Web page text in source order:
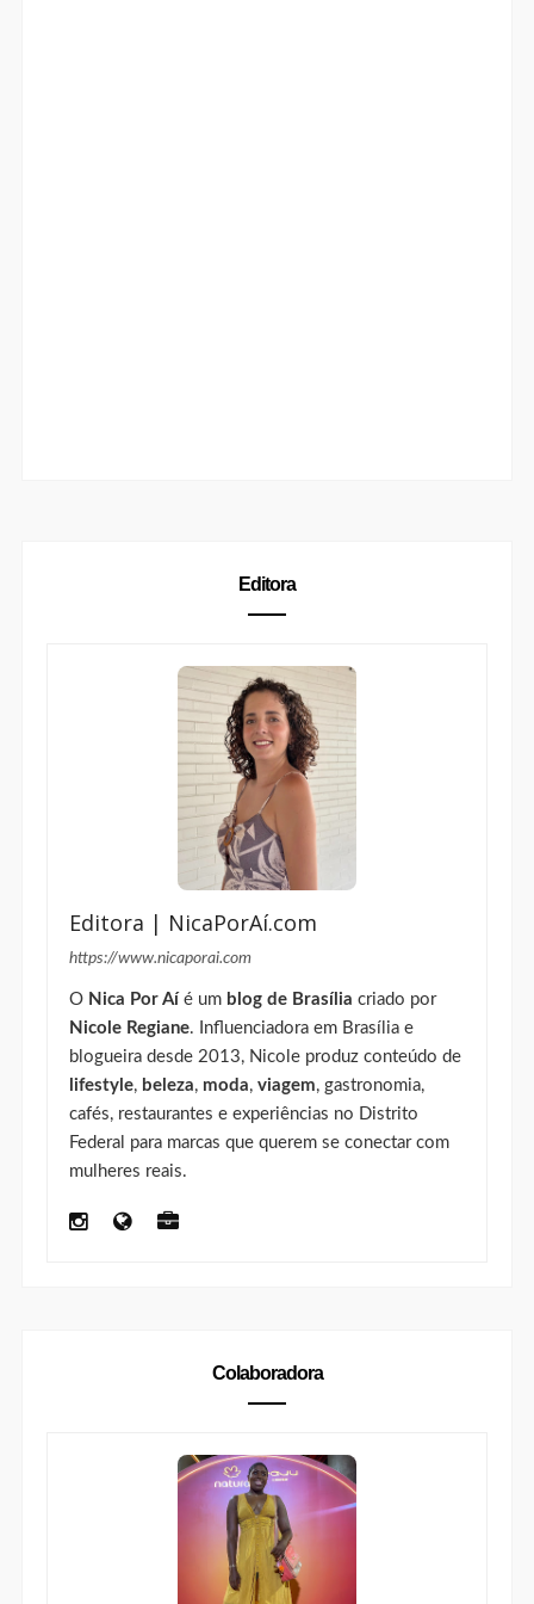
Editora
Editora | NicaPorAí.com
https://www.nicaporai.com
O Nica Por Aíé um blog de Brasília criado por
Nicole Regiane. Influenciadora em Brasília e
blogueira desde 2013, Nicole produz conteúdo de
lifestyle, beleza, moda, viagem, gastronomia,
cafés, restaurantes e experiências no Distrito
Federal para marcas que querem se conectar com
mulheres reais.
Colaboradora